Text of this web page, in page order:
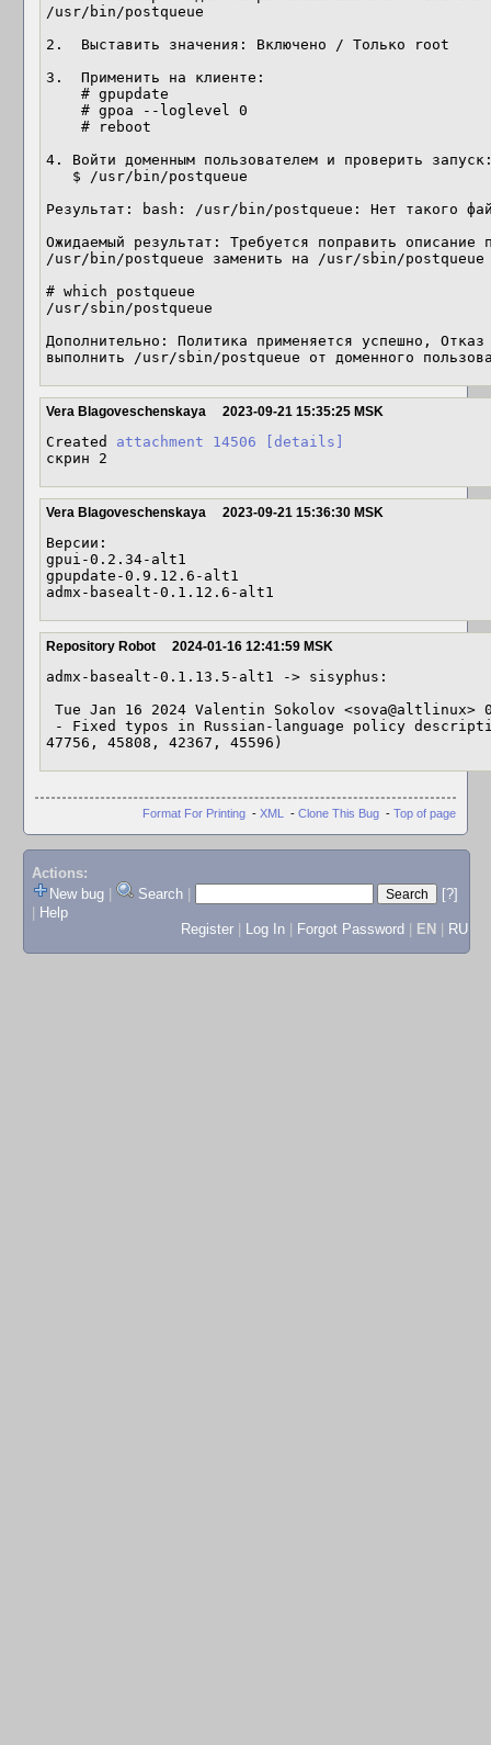
/usr/bin/postqueue
2.  Выставить значения: Включено / Только root
3.  Применить на клиенте:
4. Войти доменным пользователем и проверить
Результат: bash: /usr/bin/postqueue: Нет такого
Ожидаемый результат: Требуется поправить описание
/usr/bin/postqueue заменить на /usr/sbin/postqueue
# which postqueue
/usr/sbin/postqueue
Дополнительно: Политика применяется успешно,
выполнить /usr/sbin/postqueue от доменного
Vera Blagoveschenskaya 2023-09-21 15:35:25 MSK
Created attachment 14506
[details]
скрин 2
Vera Blagoveschenskaya 2023-09-21 15:36:30 MSK
Версии:
gpui-0.2.34-alt1
gpupdate-0.9.12.6-alt1
admx-basealt-0.1.12.6-alt1
Repository Robot 2024-01-16 12:41:59 MSK
admx-basealt-0.1.13.5-alt1 -> sisyphus:
47756, 45808, 42367, 45596)
Format For Printing - XML - Clone This Bug - Top of page
Actions:
New bug
Search
[?]
Help
Register
Log In Forgot Password EN RU